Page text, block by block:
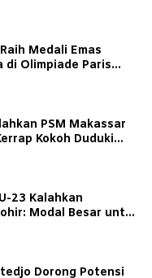
Medali Emas
di Olimpiade Paris
PSM Makassar
Kokoh Duduki
23 Kalahkan
Modal Besar untuk
Dorong Potensi